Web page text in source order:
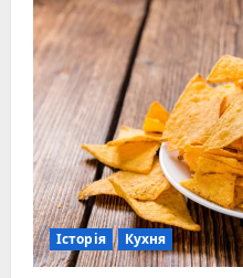
Історія Кухня